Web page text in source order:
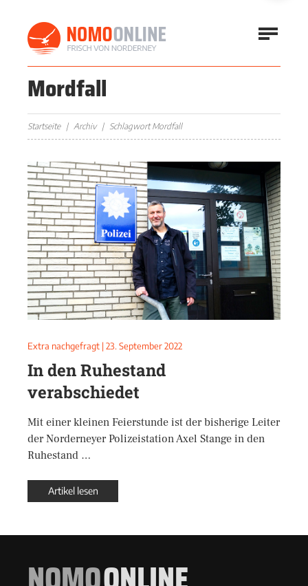
Mordfall
Startseite Archiv Schlagwort Mordfall
Extra nachgefragt | 23. September 2022
In den Ruhestand
verabschiedet
Mit einer kleinen Feierstunde ist der bisherige Leiter
der Norderneyer Polizeistation Axel Stange in den
Ruhestand …
Artikel lesen